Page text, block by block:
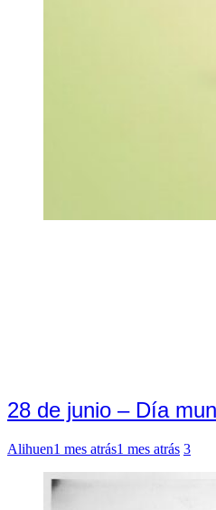
28 de junio – Día
Alihuen1 mes atrás1 mes atrás 3